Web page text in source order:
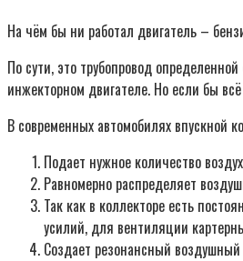
На чём бы ни работал двигатель –
По сути, это трубопровод
инжекторном двигателе. Но если бы
В современных автомобилях впускной
Подает нужное количество
Равномерно распределяет
Так как в коллекторе есть
усилий, для вентиляции
Создает резонансный